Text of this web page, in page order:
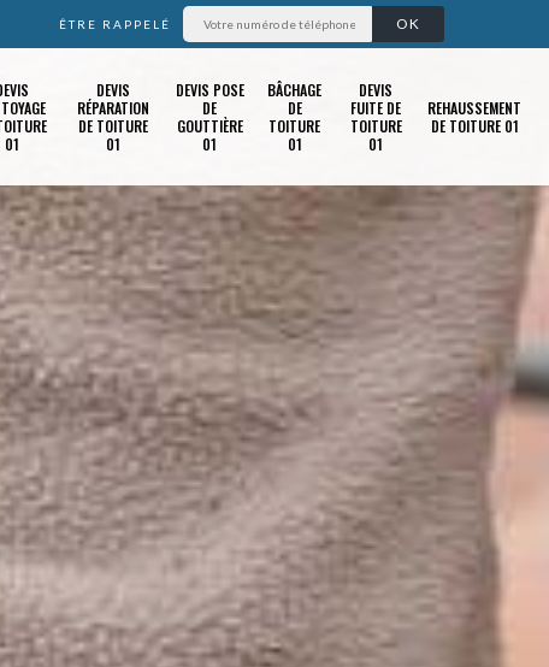
ÊTRE RAPPELÉ
01
DEVIS
RÉPARATION
DE TOITURE
01
DEVIS POSE
DE
GOUTTIÈRE
01
BÂCHAGE
DE
TOITURE
01
DEVIS
FUITE DE
TOITURE
01
REHAUSSEMENT
DE TOITURE 01